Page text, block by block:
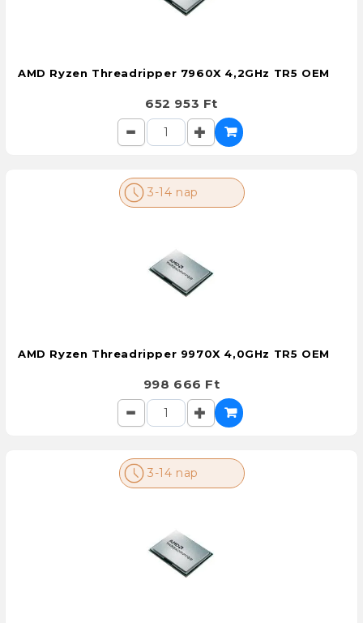
AMD Ryzen Threadripper 7960X 4,2GHz TR5 OEM
652 953 Ft
3-14 nap
AMD Ryzen Threadripper 9970X 4,0GHz TR5 OEM
998 666 Ft
3-14 nap